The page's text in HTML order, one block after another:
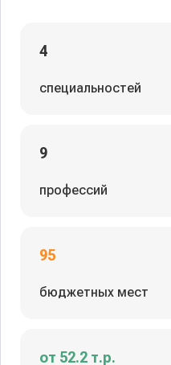
4
специальностей
9
профессий
95
бюджетных мест
от 52.2 т.р.